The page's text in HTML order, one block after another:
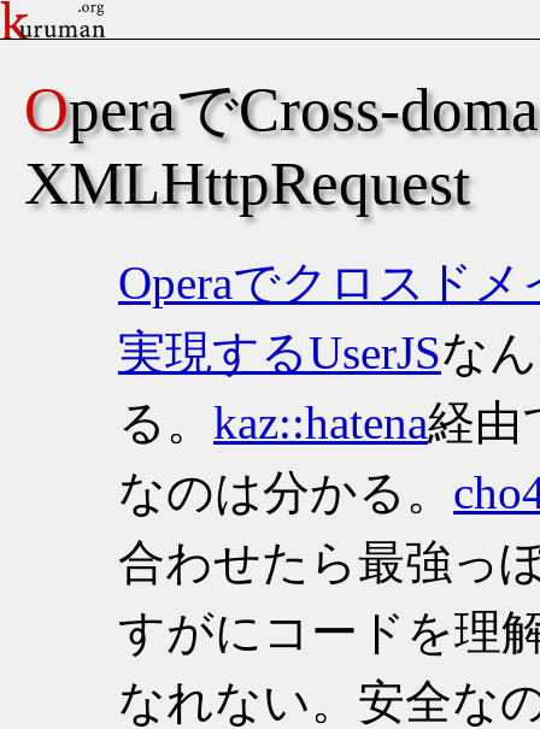
OperaでCross-domain
XMLHttpRequest
Operaでクロスド
実現するUserJSな
る。 kaz::hatena経由
なのは分かる。
合わせたら最強っ
すがにコードを理
なれない。安全な